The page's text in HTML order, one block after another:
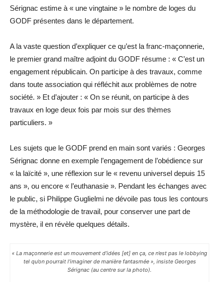
Sérignac estime à « une vingtaine » le nombre de loges du
GODF présentes dans le département.
A la vaste question d’expliquer ce qu’est la franc-maçonnerie,
le premier grand maître adjoint du GODF résume : « C’est un
engagement républicain. On participe à des travaux, comme
dans toute association qui réfléchit aux problèmes de notre
société. » Et d’ajouter : « On se réunit, on participe à des
travaux en loge deux fois par mois sur des thèmes
particuliers. »
Les sujets que le GODF prend en main sont variés : Georges
Sérignac donne en exemple l’engagement de l’obédience sur
« la laïcité », une réflexion sur le « revenu universel depuis 15
ans », ou encore « l’euthanasie ». Pendant les échanges avec
le public, si Philippe Guglielmi ne dévoile pas tous les contours
de la méthodologie de travail, pour conserver une part de
mystère, il en révèle quelques détails.
« La maçonnerie est un mouvement d’idées [et] en ça, ce n’est pas le lobbying
tel qu’on pourrait l’imaginer de manière fantasmée », insiste Georges
Sérignac (au centre sur la photo).